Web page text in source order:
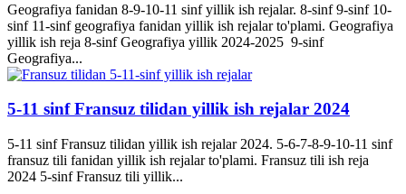
Geografiya fanidan 8-9-10-11 sinf yillik ish rejalar. 8-sinf 9-sinf 10-
sinf 11-sinf geografiya fanidan yillik ish rejalar to'plami. Geografiya
yillik ish reja 8-sinf Geografiya yillik 2024-2025 9-sinf
Geografiya...
5-11 sinf Fransuz tilidan yillik ish rejalar 2024
5-11 sinf Fransuz tilidan yillik ish rejalar 2024. 5-6-7-8-9-10-11 sinf
fransuz tili fanidan yillik ish rejalar to'plami. Fransuz tili ish reja
2024 5-sinf Fransuz tili yillik...